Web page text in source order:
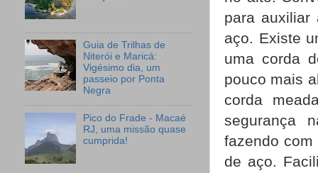
para auxiliar
aço. Existe
uma corda
pouco mais
corda
segurança
fazendo
de aço.
Guia de Trilhas de
Niterói e Maricá:
Vigésimo dia, um
passeio por Ponta
Negra
Pico do Frade - Macaé
RJ, uma missão quase
cumprida!